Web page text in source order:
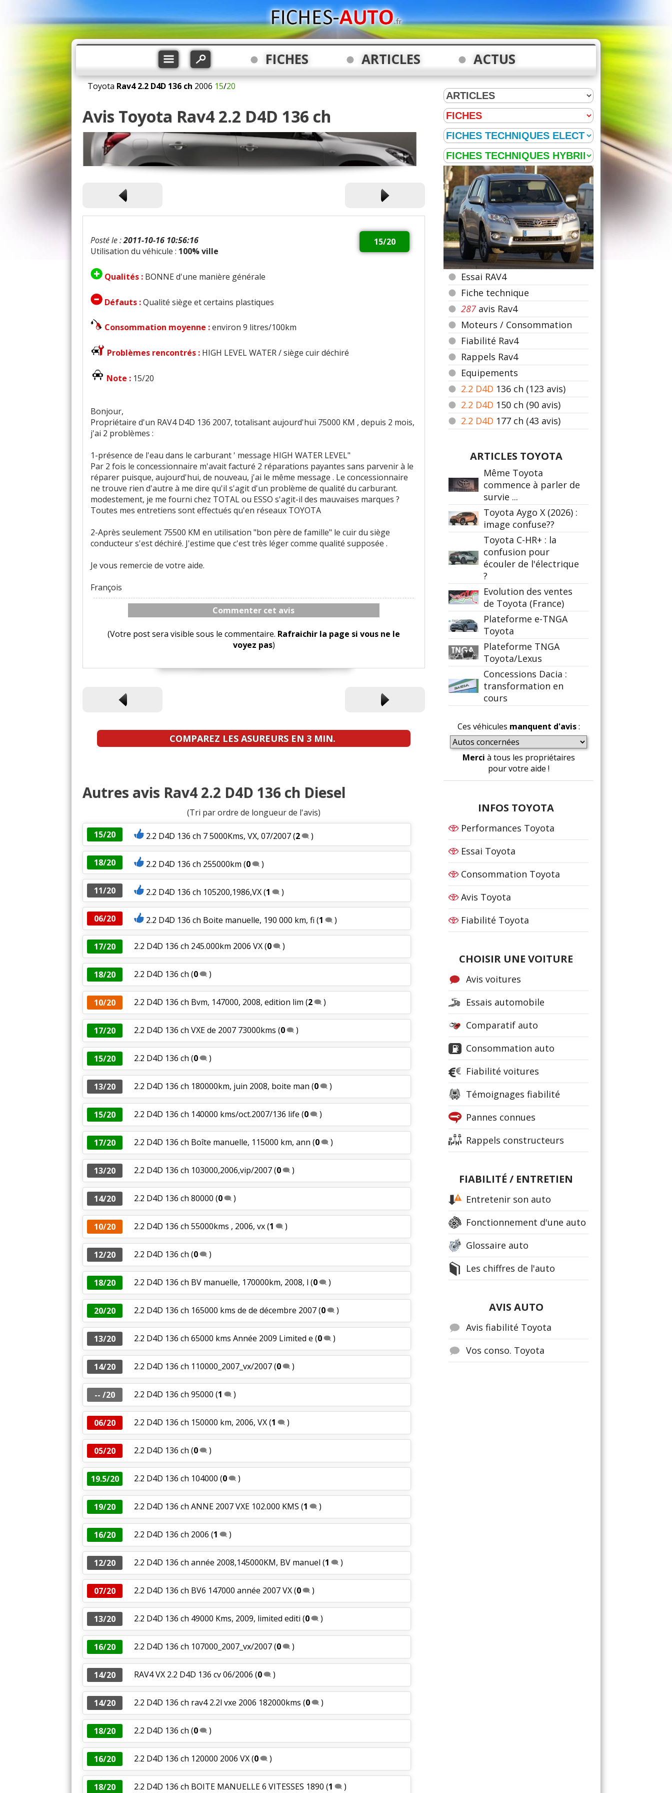
FICHES ARTICLES ACTUS
Toyota Rav4 2.2 D4D 136 ch 2006 15/20
Avis Toyota Rav4 2.2 D4D 136 ch
15/20
Posté le :2011-10-16 10:56:16
Utilisation du véhicule : 100% ville
Qualités : BONNE d'une manière générale
Défauts :Qualité siège et certains plastiques
Consommation moyenne :environ 9 litres/100km
Problèmes rencontrés : HIGH LEVEL WATER / siège cuir déchiré
Note : 15/20
Bonjour,
Propriétaire d'un RAV4 D4D 136 2007, totalisant aujourd'hui 75000 KM , depuis 2 mois,
j'ai 2 problèmes :
1-présence de l'eau dans le carburant ' message HIGH WATER LEVEL"
Par 2 fois le concessionnaire m'avait facturé 2 réparations payantes sans parvenir à le
réparer puisque, aujourd'hui, de nouveau, j'ai le même message . Le concessionnaire
ne trouve rien d'autre à me dire qu'il s'agit d'un problème de qualité du carburant.
modestement, je me fourni chez TOTAL ou ESSO s'agit-il des mauvaises marques ?
Toutes mes entretiens sont effectués qu'en réseaux TOYOTA
2-Après seulement 75500 KM en utilisation "bon père de famille" le cuir du siège
conducteur s'est déchiré. J'estime que c'est très léger comme qualité supposée .
Je vous remercie de votre aide.
François
Commenter cet avis
(Votre post sera visible sous le commentaire. Rafraichir la page si vous ne le
voyez pas)
COMPAREZ LES ASUREURS EN 3 MIN.
Autres avis Rav4 2.2 D4D 136 ch Diesel
(Tri par ordre de longueur de l'avis)
15/20
2.2 D4D 136 ch 7 5000Kms, VX, 07/2007(2 )
18/20 2.2 D4D 136 ch 255000km (0 )
11/20 2.2 D4D 136 ch 105200,1986,VX(1 )
06/20 2.2 D4D 136 ch Boite manuelle, 190 000 km, fi (1 )
17/20 2.2 D4D 136 ch 245.000km 2006 VX(0 )
18/20 2.2 D4D 136 ch (0 )
10/20 2.2 D4D 136 ch Bvm, 147000, 2008, edition lim (2 )
17/20 2.2 D4D 136 ch VXE de 2007 73000kms (0 )
15/20 2.2 D4D 136 ch (0 )
13/20 2.2 D4D 136 ch 180000km, juin 2008, boite man (0 )
15/20 2.2 D4D 136 ch 140000 kms/oct.2007/136 life (0 )
17/20 2.2 D4D 136 ch Boîte manuelle, 115000 km, ann (0 )
13/20 2.2 D4D 136 ch 103000,2006,vip/2007(0 )
14/20 2.2 D4D 136 ch 80000 (0 )
10/20 2.2 D4D 136 ch 55000kms , 2006, vx(1 )
12/20 2.2 D4D 136 ch (0 )
18/20 2.2 D4D 136 ch BV manuelle, 170000km, 2008, l (0 )
20/20 2.2 D4D 136 ch 165000 kms de de décembre 2007(0 )
13/20 2.2 D4D 136 ch 65000 kms Année 2009 Limited e (0 )
14/20 2.2 D4D 136 ch 110000_2007_vx/2007(0 )
-- /20 2.2 D4D 136 ch 95000 (1 )
06/20 2.2 D4D 136 ch 150000 km, 2006, VX(1 )
05/20 2.2 D4D 136 ch (0 )
19.5/20 2.2 D4D 136 ch 104000 (0 )
19/20 2.2 D4D 136 ch ANNE 2007 VXE 102.000 KMS (1 )
16/20 2.2 D4D 136 ch 2006 (1 )
12/20 2.2 D4D 136 ch année 2008,145000KM, BV manuel (1 )
07/20 2.2 D4D 136 ch BV6 147000 année 2007 VX(0 )
13/20 2.2 D4D 136 ch 49000 Kms, 2009, limited editi (0 )
16/20 2.2 D4D 136 ch 107000_2007_vx/2007(0 )
14/20 RAV4 VX 2.2 D4D 136 cv 06/2006 (0 )
14/20 2.2 D4D 136 ch rav4 2.2l vxe 2006 182000kms (0 )
18/20 2.2 D4D 136 ch (0 )
16/20 2.2 D4D 136 ch 120000 2006 VX(0 )
18/20 2.2 D4D 136 ch BOITE MANUELLE 6 VITESSES 1890 (1 )
Essai RAV4
Fiche technique
287 avis Rav4
Moteurs / Consommation
Fiabilité Rav4
Rappels Rav4
Equipements
2.2 D4D 136 ch (123 avis)
2.2 D4D 150 ch (90 avis)
2.2 D4D 177 ch (43 avis)
ARTICLES TOYOTA
Même Toyota
commence à parler de
survie ...
Toyota Aygo X (2026) :
image confuse??
Toyota C-HR+ : la
confusion pour
écouler de l'électrique
?
Evolution des ventes
de Toyota (France)
Plateforme e-TNGA
Toyota
Plateforme TNGA
Toyota/Lexus
Concessions Dacia :
transformation en
cours
Ces véhicules manquent d'avis:
Merci à tous les propriétaires
pour votre aide !
INFOS TOYOTA
Performances Toyota
Essai Toyota
Consommation Toyota
Avis Toyota
Fiabilité Toyota
CHOISIR UNE VOITURE
Avis voitures
Essais automobile
Comparatif auto
Consommation auto
Fiabilité voitures
Témoignages fiabilité
Pannes connues
Rappels constructeurs
FIABILITÉ / ENTRETIEN
Entretenir son auto
Fonctionnement d'une auto
Glossaire auto
Les chiffres de l'auto
AVIS AUTO
Avis fiabilité Toyota
Vos conso. Toyota